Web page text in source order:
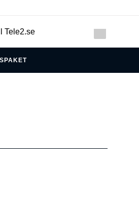
Tele2.se